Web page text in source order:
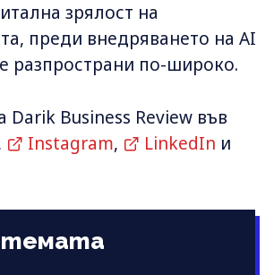
зрялост на
преди внедряването на AI
разпространи по-широко.
Darik Business Review във
Instagram, LinkedIn и